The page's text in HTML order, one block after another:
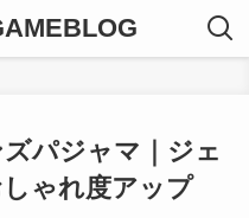
パジャマ｜ジェ
ゃれ度アップ